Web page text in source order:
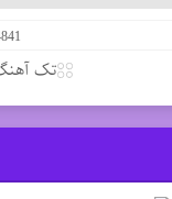
تک